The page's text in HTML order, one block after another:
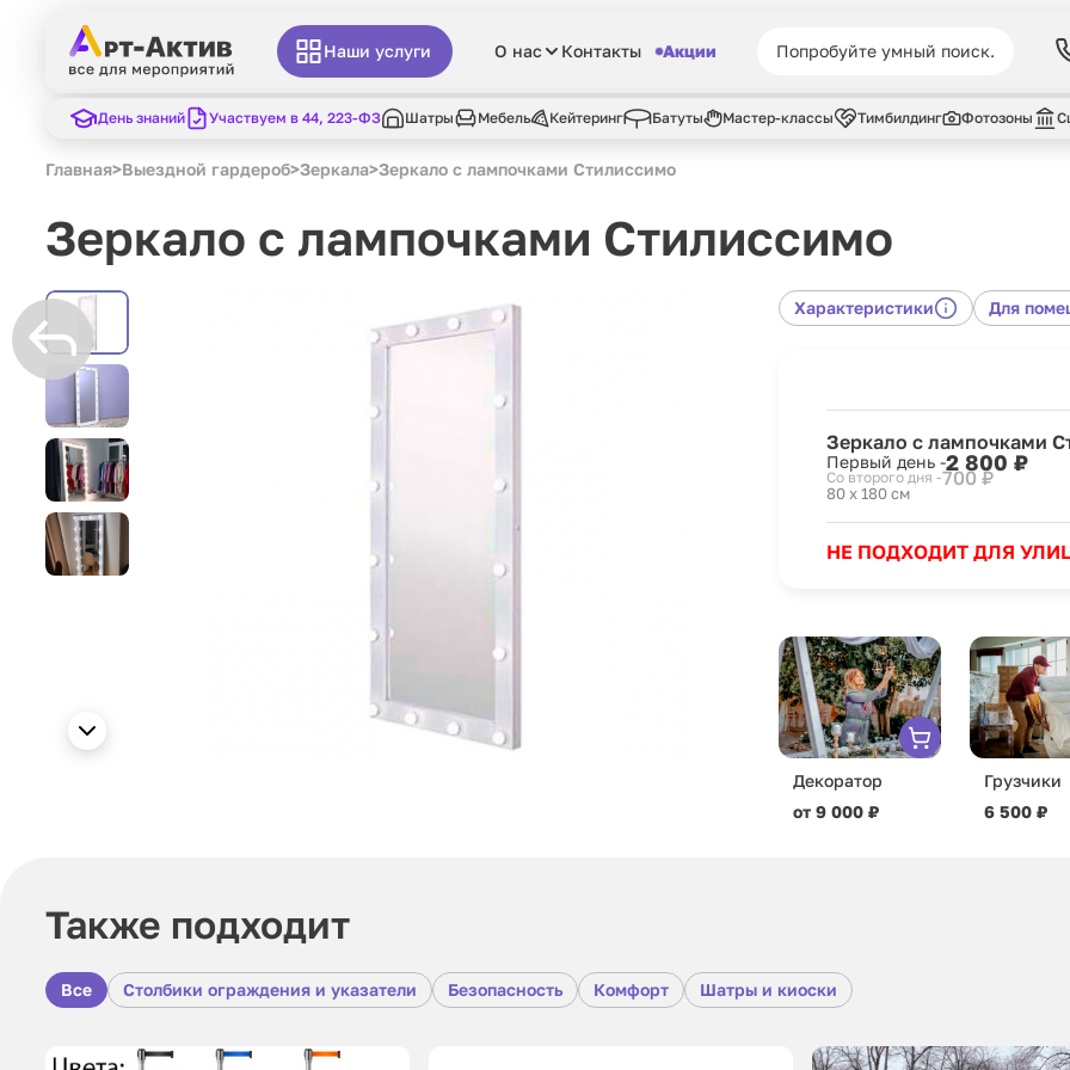
Наши услуги О нас Контакты Акции
День знаний Участвуем в 44, 223-ФЗ Шатры Мебель Кейтеринг Батуты Мастер-классы Тимбилдинг Фотозоны
Главная>Выездной гардероб>Зеркала>Зеркало с лампочками Стилиссимо
Зеркало с лампочками Стилиссимо
Характеристики Для
Зеркало с лампочками
Первый день -2 800 ₽
Со второго дня -700 ₽
80 x 180 см
НЕ ПОДХОДИТ ДЛЯ
Декоратор
от 9 000 ₽
Грузчики
6 500 ₽
Также подходит
Все Столбики ограждения и указатели Безопасность Комфорт Шатры и киоски